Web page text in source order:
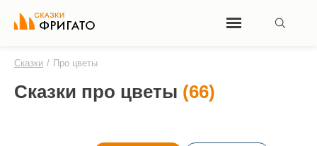
Сказки / Про цветы
Сказки про цветы (66)